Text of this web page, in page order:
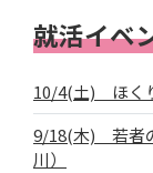
就活イベ
10/4(土) ほく
9/18(木) 若者
川）